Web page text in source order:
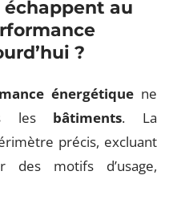
au
?
énergétiquene
les bâtiments. La
précis, excluant
des motifs d’usage,